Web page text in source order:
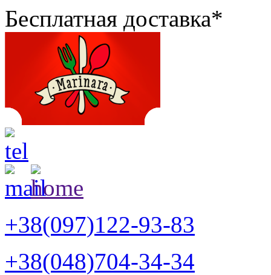
Бесплатная доставка*
+38(097)122-93-83
+38(048)704-34-34